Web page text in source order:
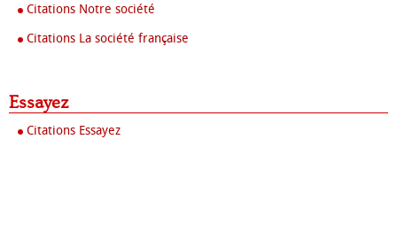
Citations Notre société
Citations La société française
Essayez
Citations Essayez